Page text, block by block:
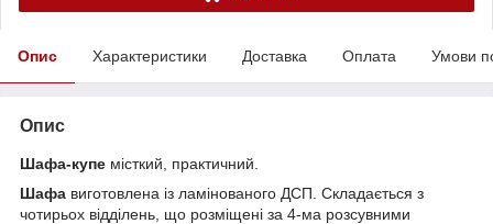
Опис Характеристики Доставка Оплата Умови
Опис
Шафа-купе місткий, практичний.
Шафа виготовлена із ламінованого ДСП. Складається з
чотирьох відділень, що розміщені за 4-ма розсувними